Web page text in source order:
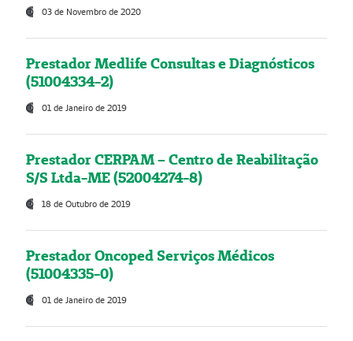
03 de Novembro de 2020
Prestador Medlife Consultas e Diagnósticos
(51004334-2)
01 de Janeiro de 2019
Prestador CERPAM – Centro de Reabilitação
S/S Ltda-ME (52004274-8)
18 de Outubro de 2019
Prestador Oncoped Serviços Médicos
(51004335-0)
01 de Janeiro de 2019